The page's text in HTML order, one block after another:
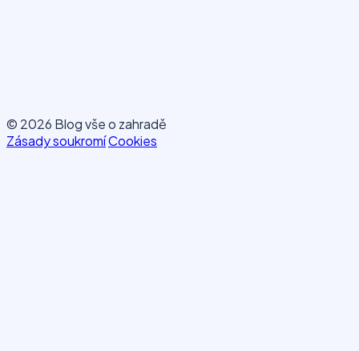
© 2026 Blog vše o zahradě
Zásady soukromíCookies